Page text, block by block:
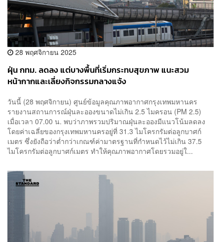
28 พฤศจิกายน 2025
ฝุ่น กทม. ลดลง แต่บางพื้นที่เริ่มกระทบสุขภาพ แนะสวม
หน้ากากและเลี่ยงกิจกรรมกลางแจ้ง
วันนี้ (28 พฤศจิกายน) ศูนย์ข้อมูลคุณภาพอากาศกรุงเทพมหานคร
รายงานสถานการณ์ฝุ่นละอองขนาดไม่เกิน 2.5 ไมครอน (PM 2.5)
เมื่อเวลา 07.00 น. พบว่าภาพรวมปริมาณฝุ่นละอองมีแนวโน้มลดลง
โดยค่าเฉลี่ยของกรุงเทพมหานครอยู่ที่ 31.3 ไมโครกรัมต่อลูกบาศก์
เมตร ซึ่งยังถือว่าต่ำกว่าเกณฑ์ค่ามาตรฐานที่กำหนดไว้ไม่เกิน 37.5
ไมโครกรัมต่อลูกบาศก์เมตร ทำให้คุณภาพอากาศโดยรวมอยู่ใ...